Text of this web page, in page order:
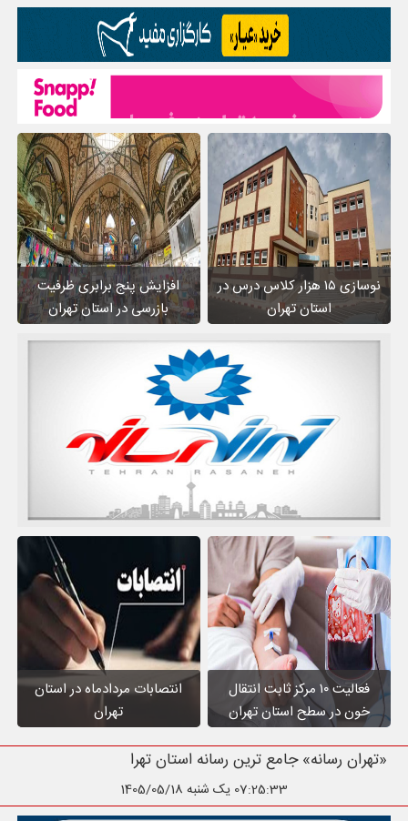
نوسازی ۱۵ هزار کلاس درس در
استان تهران
افزایش پنج برابری ظرفیت
بازرسی در استان تهران
فعالیت ۱۰ مرکز ثابت انتقال
خون در سطح استان تهران
انتصابات مردادماه در استان
تهران
«تهران رسانه» جامع ترین رسانه استان تهر
07:25:34 یک شنبه 1405/05/18